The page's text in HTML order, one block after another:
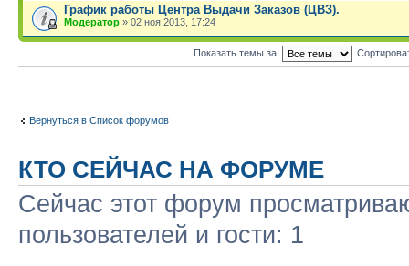
График работы Центра Выдачи Заказов (ЦВЗ).
Модератор » 02 ноя 2013, 17:24
Показать темы за:
Вернуться в Список форумов
КТО СЕЙЧАС НА ФОРУМЕ
Сейчас этот форум
пользователей и гости: 1